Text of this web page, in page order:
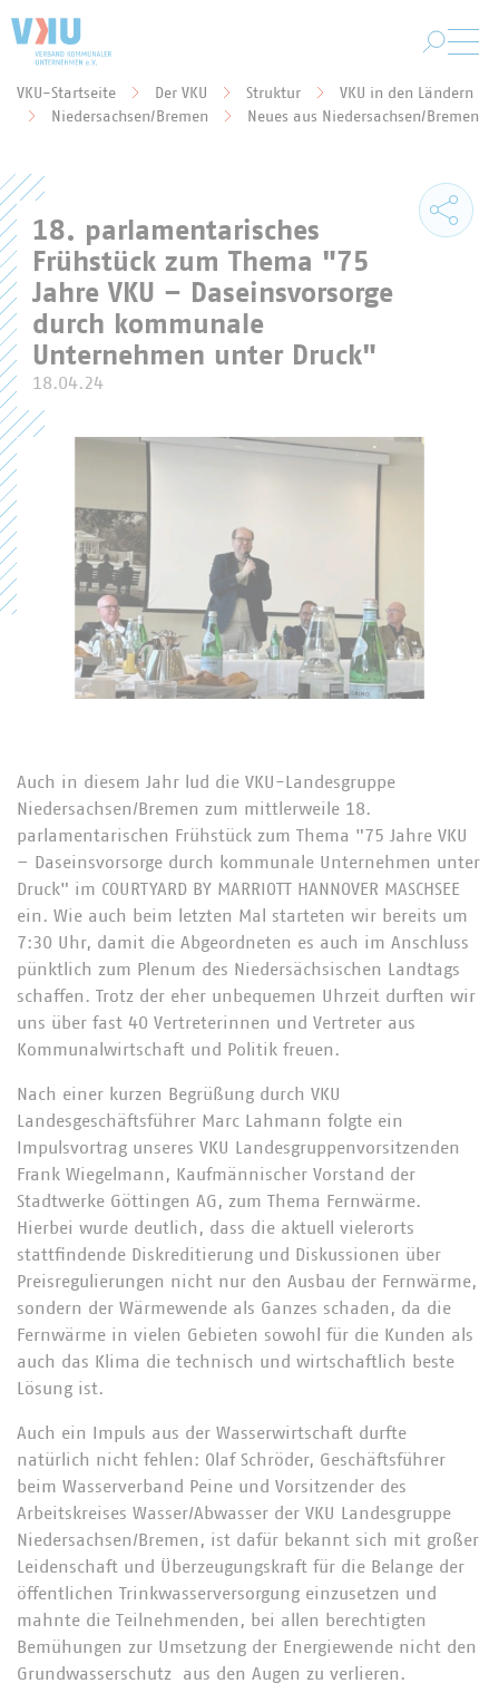
Sie befinden sich hier:
VKU-Startseite Der VKU Struktur
VKU in den Ländern
Niedersachsen/Bremen
Neues aus Niedersachsen/Bremen
18. parlamentarisches
Frühstück zum Thema "75
Jahre VKU – Daseinsvorsorge
durch kommunale
Unternehmen unter Druck"
18.04.24
Auch in diesem Jahr lud die VKU-Landesgruppe
Niedersachsen/Bremen zum mittlerweile 18.
parlamentarischen Frühstück zum Thema "75 Jahre VKU
– Daseinsvorsorge durch kommunale Unternehmen unter
Druck" im COURTYARD BY MARRIOTT HANNOVER MASCHSEE
ein. Wie auch beim letzten Mal starteten wir bereits um
7:30 Uhr, damit die Abgeordneten es auch im Anschluss
pünktlich zum Plenum des Niedersächsischen Landtags
schaffen. Trotz der eher unbequemen Uhrzeit durften wir
uns über fast 40 Vertreterinnen und Vertreter aus
Kommunalwirtschaft und Politik freuen.
Nach einer kurzen Begrüßung durch VKU
Landesgeschäftsführer Marc Lahmann folgte ein
Impulsvortrag unseres VKU Landesgruppenvorsitzenden
Frank Wiegelmann, Kaufmännischer Vorstand der
Stadtwerke Göttingen AG, zum Thema Fernwärme.
Hierbei wurde deutlich, dass die aktuell vielerorts
stattfindende Diskreditierung und Diskussionen über
Preisregulierungen nicht nur den Ausbau der Fernwärme,
sondern der Wärmewende als Ganzes schaden, da die
Fernwärme in vielen Gebieten sowohl für die Kunden als
auch das Klima die technisch und wirtschaftlich beste
Lösung ist.
Auch ein Impuls aus der Wasserwirtschaft durfte
natürlich nicht fehlen: Olaf Schröder, Geschäftsführer
beim Wasserverband Peine und Vorsitzender des
Arbeitskreises Wasser/Abwasser der VKU Landesgruppe
Niedersachsen/Bremen, ist dafür bekannt sich mit großer
Leidenschaft und Überzeugungskraft für die Belange der
öffentlichen Trinkwasserversorgung einzusetzen und
mahnte die Teilnehmenden, bei allen berechtigten
Bemühungen zur Umsetzung der Energiewende nicht den
Grundwasserschutz aus den Augen zu verlieren.